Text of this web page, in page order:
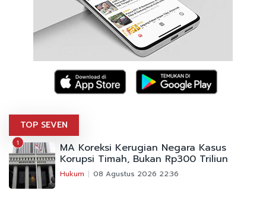
TOP SEVEN
1 MA Koreksi Kerugian Negara Kasus
Korupsi Timah, Bukan Rp300 Triliun
Hukum 08 Agustus 2026 22:36